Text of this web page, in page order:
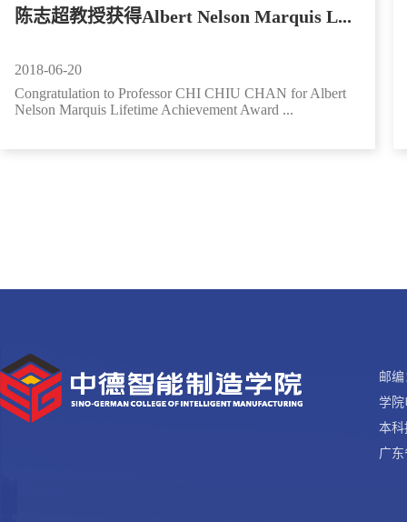
陈志超教授获得Albert Nelson Marquis L...
2018-06-20
Congratulation to Professor CHI CHIU CHAN for Albert
Nelson Marquis Lifetime Achievement Award ...
邮编
学院
本科
广